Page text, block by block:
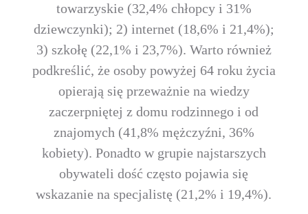
towarzyskie (32,4% chłopcy i 31%
dziewczynki); 2) internet (18,6% i 21,4%);
3) szkołę (22,1% i 23,7%). Warto również
podkreślić, że osoby powyżej 64 roku życia
opierają się przeważnie na wiedzy
zaczerpniętej z domu rodzinnego i od
znajomych (41,8% mężczyźni, 36%
kobiety). Ponadto w grupie najstarszych
obywateli dość często pojawia się
wskazanie na specjalistę (21,2% i 19,4%).